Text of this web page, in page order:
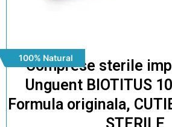
100% Natural
Comprese sterile
Unguent BIOTITUS
Formula originala,